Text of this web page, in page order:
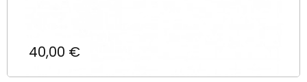
Prix
40,00 €